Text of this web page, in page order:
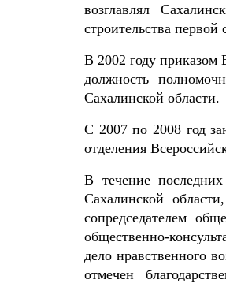
возглавлял
строительства
В 2002 году приказом
должность
Сахалинской области.
С 2007 по 2008 год
отделения
В течение последних
Сахалинской
сопредседателем
общественно-
дело нравственного
отмечен